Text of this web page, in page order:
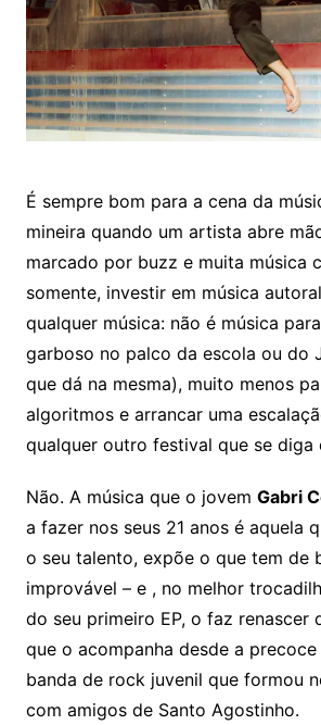
É sempre bom para a cena da
mineira quando um artista abre
marcado por buzz e muita música
somente, investir em música
qualquer música: não é música
garboso no palco da escola ou do
que dá na mesma), muito menos
algoritmos e arrancar uma
qualquer outro festival que se diga
Não. A música que o jovem Gabri
a fazer nos seus 21 anos é aquela
o seu talento, expõe o que tem de
improvável – e , no melhor
do seu primeiro EP, o faz renascer
que o acompanha desde a precoce
banda de rock juvenil que formou
com amigos de Santo Agostinho.